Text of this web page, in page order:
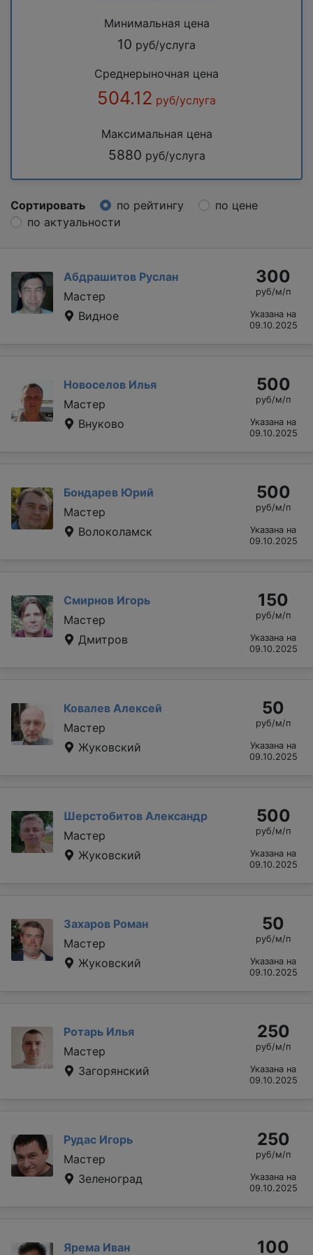
Минимальная цена
10 руб/услуга
Среднерыночная цена
504.12 руб/услуга
Максимальная цена
5880 руб/услуга
Сортировать по рейтингу
по цене
по актуальности
Абдрашитов Руслан
Мастер
Видное
300
руб/м/п
Указана на
09.10.2025
Новоселов Илья
Мастер
Внуково
500
руб/м/п
Указана на
09.10.2025
Бондарев Юрий
Мастер
Волоколамск
500
руб/м/п
Указана на
09.10.2025
Смирнов Игорь
Мастер
Дмитров
150
руб/м/п
Указана на
09.10.2025
Ковалев Алексей
Мастер
Жуковский
50
руб/м/п
Указана на
09.10.2025
Шерстобитов Александр
Мастер
Жуковский
500
руб/м/п
Указана на
09.10.2025
Захаров Роман
Мастер
Жуковский
50
руб/м/п
Указана на
09.10.2025
Ротарь Илья
Мастер
Загорянский
250
руб/м/п
Указана на
09.10.2025
Рудас Игорь
Мастер
Зеленоград
250
руб/м/п
Указана на
09.10.2025
Ярема Иван
100